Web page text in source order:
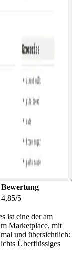
Bewertung
4,85/5
ist eine der am
Marketplace, mit
und übersichtlich:
Überflüssiges